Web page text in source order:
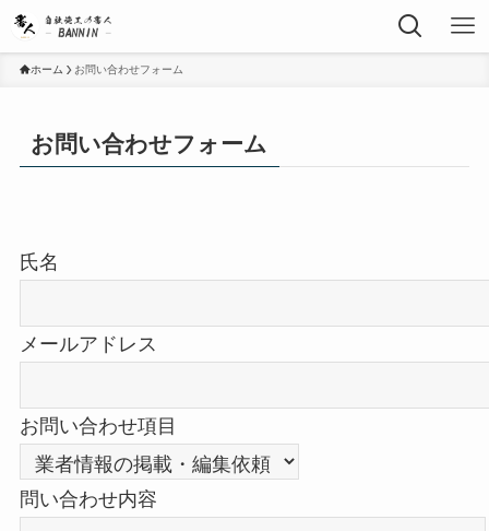
ホーム お問い合わせフォーム
お問い合わせフォーム
氏名
メールアドレス
お問い合わせ項目
問い合わせ内容